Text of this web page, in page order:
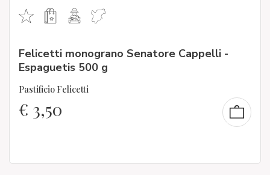
Felicetti monograno Senatore Cappelli -
Espaguetis 500 g
Pastificio Felicetti
€ 3,50